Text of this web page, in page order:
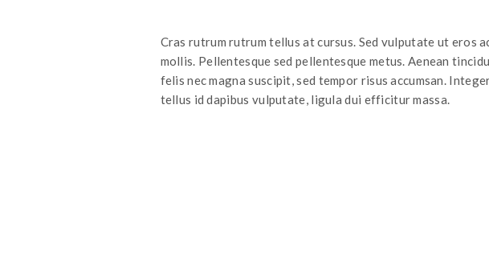
Cras rutrum rutrum tellus at cursus. Sed vulputate ut eros
mollis. Pellentesque sed pellentesque metus. Aenean
felis nec magna suscipit, sed tempor risus accumsan.
tellus id dapibus vulputate, ligula dui efficitur massa.